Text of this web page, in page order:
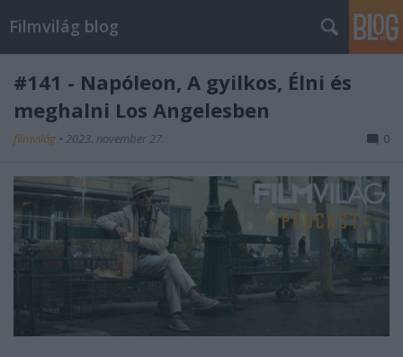
Filmvilág blog
#141 - Napóleon, A gyilkos, Élni és
meghalni Los Angelesben
filmvilág • 2023. november 27. 0